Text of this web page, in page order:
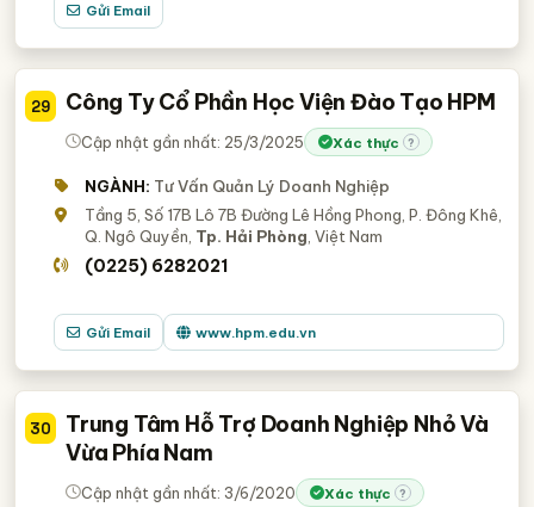
Gửi Email
29 Công Ty Cổ Phần Học Viện Đào Tạo HPM
Cập nhật gần nhất: 25/3/2025 Xác thực ?
NGÀNH: Tư Vấn Quản Lý Doanh Nghiệp
Tầng 5, Số 17B Lô 7B Đường Lê Hồng Phong, P. Đông Khê,
Q. Ngô Quyền, Tp. Hải Phòng , Việt Nam
(0225) 6282021
Gửi Email www.hpm.edu.vn
30
Trung Tâm Hỗ Trợ Doanh Nghiệp Nhỏ Và
Vừa Phía Nam
Cập nhật gần nhất: 3/6/2020 Xác thực ?